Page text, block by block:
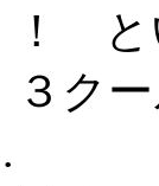
！ と
３ク